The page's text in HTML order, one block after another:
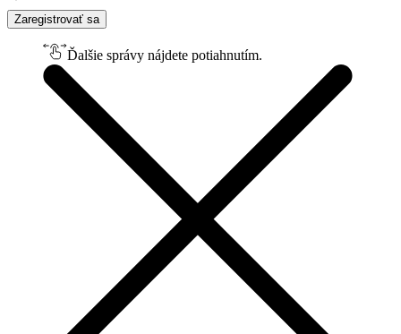
Zaregistrovať sa
Ďalšie správy nájdete potiahnutím.